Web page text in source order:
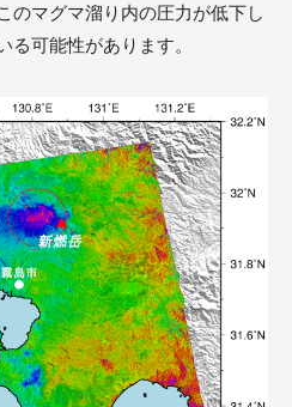
のマグマ溜り内の圧力が低下し
る可能性があります。